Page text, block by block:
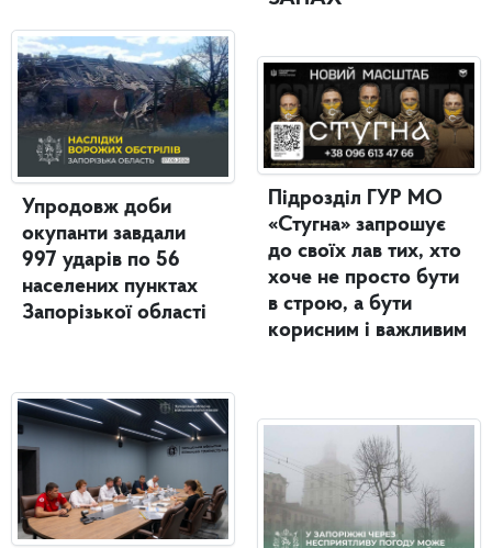
Упродовж доби
окупанти завдали
997 ударів по 56
населених пунктах
Запорізької області
Підрозділ ГУР МО
«Стугна» запрошує
до своїх лав тих, хто
хоче не просто бути
в строю, а бути
корисним і важливим